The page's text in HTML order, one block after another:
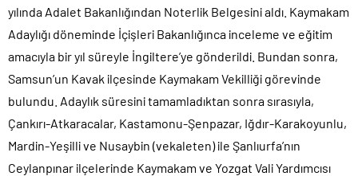
yılında Adalet Bakanlığından Noterlik Belgesini aldı. Kaymakam
Adaylığı döneminde İçişleri Bakanlığınca inceleme ve eğitim
amacıyla bir yıl süreyle İngiltere’ye gönderildi. Bundan sonra,
Samsun’un Kavak ilçesinde Kaymakam Vekilliği görevinde
bulundu. Adaylık süresini tamamladıktan sonra sırasıyla,
Çankırı-Atkaracalar, Kastamonu-Şenpazar, Iğdır-Karakoyunlu,
Mardin-Yeşilli ve Nusaybin (vekaleten) ile Şanlıurfa’nın
Ceylanpınar ilçelerinde Kaymakam ve Yozgat Vali Yardımcısı